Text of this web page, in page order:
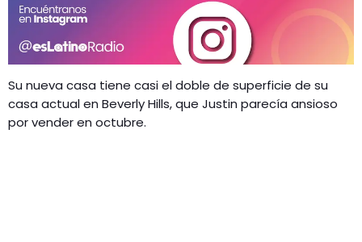
Su nueva casa tiene casi el doble de superficie de su
casa actual en Beverly Hills, que Justin parecía ansioso
por vender en octubre.